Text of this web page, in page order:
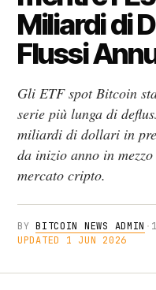
Miliardi di
Flussi
Gli ETF spot Bitcoin
serie più lunga di
miliardi di dollari in
da inizio anno in
mercato cripto.
BYBITCOIN NEWS ADMIN ·
UPDATED 1 JUN 2026